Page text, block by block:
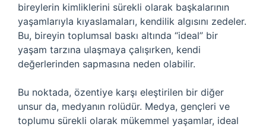
bireylerin kimliklerini sürekli olarak başkalarının
yaşamlarıyla kıyaslamaları, kendilik algısını zedeler.
Bu, bireyin toplumsal baskı altında “ideal” bir
yaşam tarzına ulaşmaya çalışırken, kendi
değerlerinden sapmasına neden olabilir.
Bu noktada, özentiye karşı eleştirilen bir diğer
unsur da, medyanın rolüdür. Medya, gençleri ve
toplumu sürekli olarak mükemmel yaşamlar, ideal